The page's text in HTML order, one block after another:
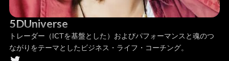
5DUniverse
トレーダー（ICTを基盤とした）およびパフォーマンスと魂のつ
ながりをテーマとしたビジネス・ライフ・コーチング。